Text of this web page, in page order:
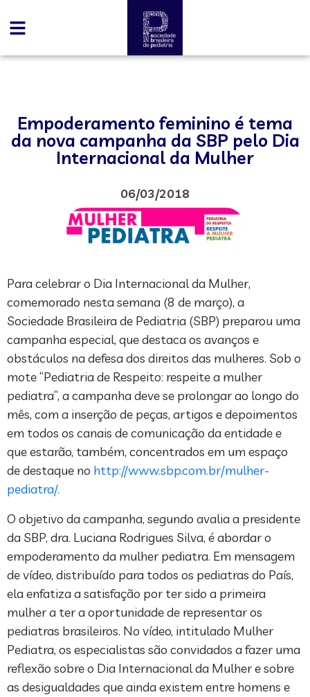
Empoderamento feminino é tema
da nova campanha da SBP pelo Dia
Internacional da Mulher
06/03/2018
Para celebrar o Dia Internacional da Mulher,
comemorado nesta semana (8 de março), a
Sociedade Brasileira de Pediatria (SBP) preparou uma
campanha especial, que destaca os avanços e
obstáculos na defesa dos direitos das mulheres. Sob o
mote “Pediatria de Respeito: respeite a mulher
pediatra”, a campanha deve se prolongar ao longo do
mês, com a inserção de peças, artigos e depoimentos
em todos os canais de comunicação da entidade e
que estarão, também, concentrados em um espaço
de destaque no http://www.sbp.com.br/mulher-
pediatra/.
O objetivo da campanha, segundo avalia a presidente
da SBP, dra. Luciana Rodrigues Silva, é abordar o
empoderamento da mulher pediatra. Em mensagem
de vídeo, distribuído para todos os pediatras do País,
ela enfatiza a satisfação por ter sido a primeira
mulher a ter a oportunidade de representar os
pediatras brasileiros. No vídeo, intitulado Mulher
Pediatra, os especialistas são convidados a fazer uma
reflexão sobre o Dia Internacional da Mulher e sobre
as desigualdades que ainda existem entre homens e